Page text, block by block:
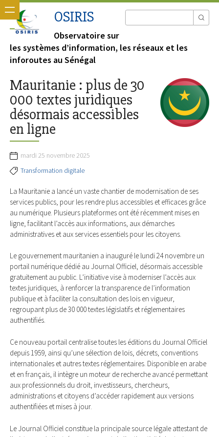
OSIRIS
Observatoire sur
les systèmes d’information, les réseaux et les
inforoutes au Sénégal
Mauritanie : plus de 30
000 textes juridiques
désormais accessibles
en ligne
mardi 25 novembre 2025
Transformation digitale
La Mauritanie a lancé un vaste chantier de modernisation de ses
services publics, pour les rendre plus accessibles et efficaces grâce
au numérique. Plusieurs plateformes ont été récemment mises en
ligne, facilitant l’accès aux informations, aux démarches
administratives et aux services essentiels pour les citoyens.
Le gouvernement mauritanien a inauguré le lundi 24 novembre un
portail numérique dédié au Journal Officiel, désormais accessible
gratuitement au public. L’initiative vise à moderniser l’accès aux
textes juridiques, à renforcer la transparence de l’information
publique et à faciliter la consultation des lois en vigueur,
regroupant plus de 30 000 textes législatifs et réglementaires
authentifiés.
Ce nouveau portail centralise toutes les éditions du Journal Officiel
depuis 1959, ainsi qu’une sélection de lois, décrets, conventions
internationales et autres textes réglementaires. Disponible en arabe
et en français, il intègre un moteur de recherche avancé permettant
aux professionnels du droit, investisseurs, chercheurs,
administrations et citoyens d’accéder rapidement aux versions
authentifiées et mises à jour.
Le Journal Officiel constitue la principale source légale attestant de